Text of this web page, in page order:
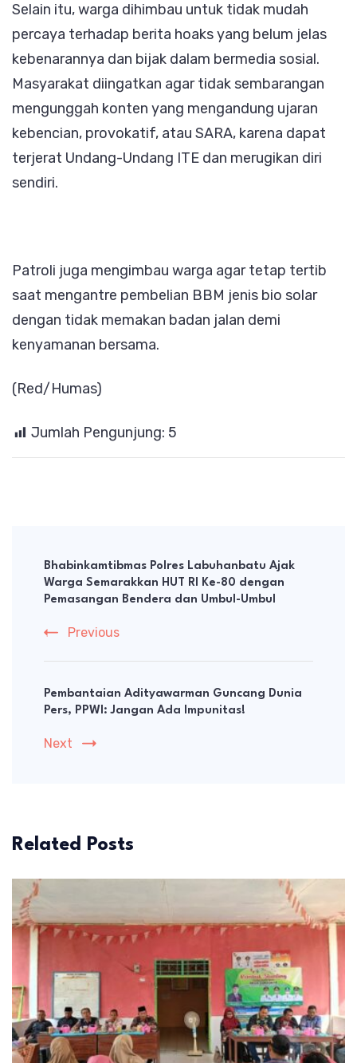
Selain itu, warga dihimbau untuk tidak mudah
percaya terhadap berita hoaks yang belum jelas
kebenarannya dan bijak dalam bermedia sosial.
Masyarakat diingatkan agar tidak sembarangan
mengunggah konten yang mengandung ujaran
kebencian, provokatif, atau SARA, karena dapat
terjerat Undang-Undang ITE dan merugikan diri
sendiri.
Patroli juga mengimbau warga agar tetap tertib
saat mengantre pembelian BBM jenis bio solar
dengan tidak memakan badan jalan demi
kenyamanan bersama.
(Red/Humas)
Jumlah Pengunjung: 5
Navigation
Bhabinkamtibmas Polres Labuhanbatu Ajak
Warga Semarakkan HUT RI Ke-80 dengan
Pemasangan Bendera dan Umbul-Umbul
Previous
Pembantaian Adityawarman Guncang Dunia
Pers, PPWI: Jangan Ada Impunitas!
Next
Related Posts